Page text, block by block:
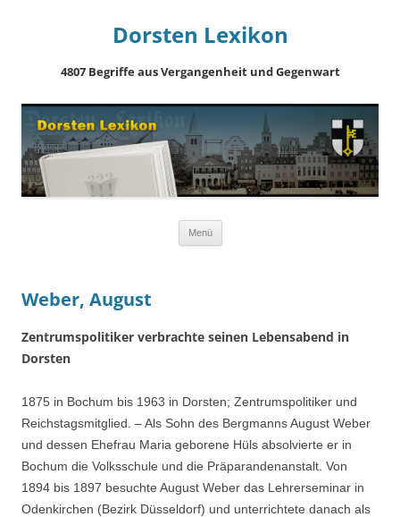
Dorsten Lexikon
4807 Begriffe aus Vergangenheit und Gegenwart
Menü
Weber, August
Zentrumspolitiker verbrachte seinen Lebensabend in
Dorsten
1875 in Bochum bis 1963 in Dorsten; Zentrumspolitiker und
Reichstagsmitglied. – Als Sohn des Bergmanns August Weber
und dessen Ehefrau Maria geborene Hüls absolvierte er in
Bochum die Volksschule und die Präparandenanstalt. Von
1894 bis 1897 besuchte August Weber das Lehrerseminar in
Odenkirchen (Bezirk Düsseldorf) und unterrichtete danach als